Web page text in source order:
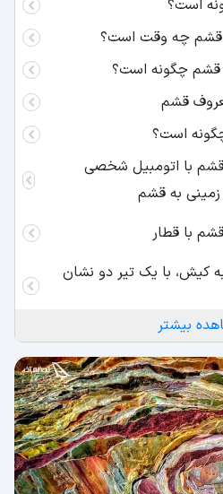
است؟
قشم چه وقت است؟
قشم چگونه است؟
قشم
است؟
با اتومبیل شخصی
به قشم
با قطار
کیش، با یک تیر دو نشان
کنیم؟
بوم گردی در قشم
جزیره قشم
راهی برای اقامتی اقتصادی
‌های قشم
بیشتر